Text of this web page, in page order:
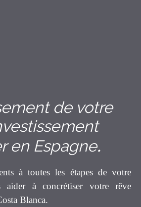
de votre
en Espagne.
à toutes les étapes de votre
à concrétiser votre rêve
Blanca.